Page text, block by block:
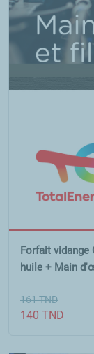
Forfait vidange
huile + Main
161TND
140 TND